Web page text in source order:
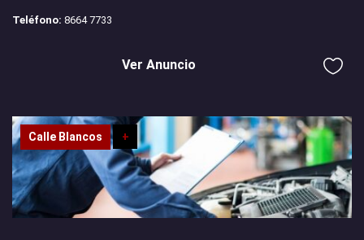
Teléfono: 8664 7733
Ver Anuncio
Calle Blancos +